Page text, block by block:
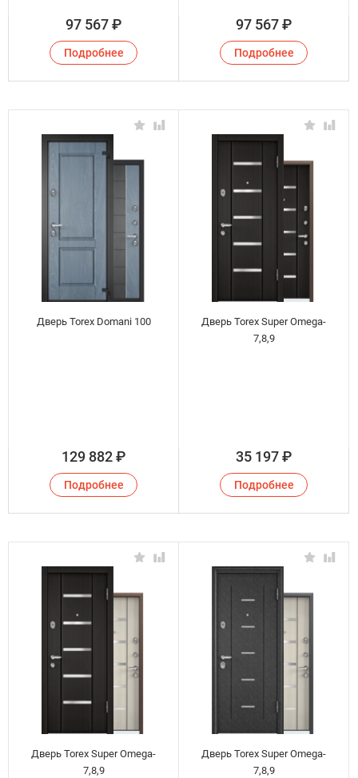
97 567₽
Подробнее
97 567₽
Подробнее
Дверь Torex Domani 100
129 882₽
Подробнее
Дверь Torex Super Omega-
7,8,9
35 197₽
Подробнее
Дверь Torex Super Omega-
7,8,9
Дверь Torex Super Omega-
7,8,9